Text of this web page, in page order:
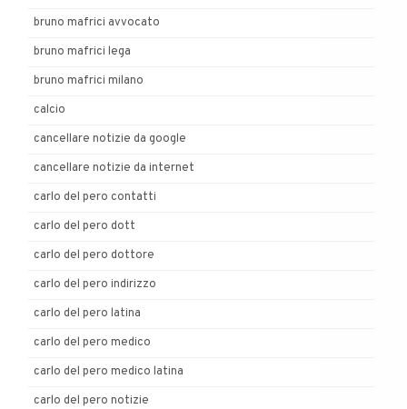
bruno mafrici avvocato
bruno mafrici lega
bruno mafrici milano
calcio
cancellare notizie da google
cancellare notizie da internet
carlo del pero contatti
carlo del pero dott
carlo del pero dottore
carlo del pero indirizzo
carlo del pero latina
carlo del pero medico
carlo del pero medico latina
carlo del pero notizie